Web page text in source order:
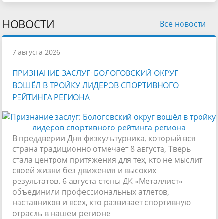
НОВОСТИ Все новости
7 августа 2026
ПРИЗНАНИЕ ЗАСЛУГ: БОЛОГОВСКИЙ ОКРУГ
ВОШЁЛ В ТРОЙКУ ЛИДЕРОВ СПОРТИВНОГО
РЕЙТИНГА РЕГИОНА
В преддверии Дня физкультурника, который вся
страна традиционно отмечает 8 августа, Тверь
стала центром притяжения для тех, кто не мыслит
своей жизни без движения и высоких
результатов. 6 августа стены ДК «Металлист»
объединили профессиональных атлетов,
наставников и всех, кто развивает спортивную
отрасль в нашем регионе